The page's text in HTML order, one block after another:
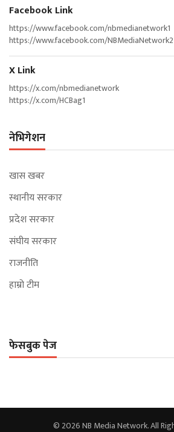
Facebook Link
https://www.facebook.com/nbmedianetwork1
https://www.facebook.com/NBMediaNetwork2
X Link
https://x.com/nbmedianetwork
https://x.com/HCBag1
नेभिगेशन
खास खबर
स्थानीय सरकार
प्रदेश सरकार
संघीय सरकार
राजनीति
हाम्रो टीम
फेसबुक पेज
© 2026 NB Media Network. All